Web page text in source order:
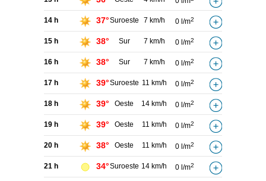
14 h 37°Suroeste 7 km/h 0 l/m2
15 h 38° Sur 7 km/h 0 l/m2
16 h 38° Sur 7 km/h 0 l/m2
17 h 39°Suroeste 11 km/h 0 l/m2
18 h 39° Oeste 14 km/h 0 l/m2
19 h 39° Oeste 11 km/h 0 l/m2
20 h 38° Oeste 11 km/h 0 l/m2
21 h 34°Suroeste 14 km/h 0 l/m2